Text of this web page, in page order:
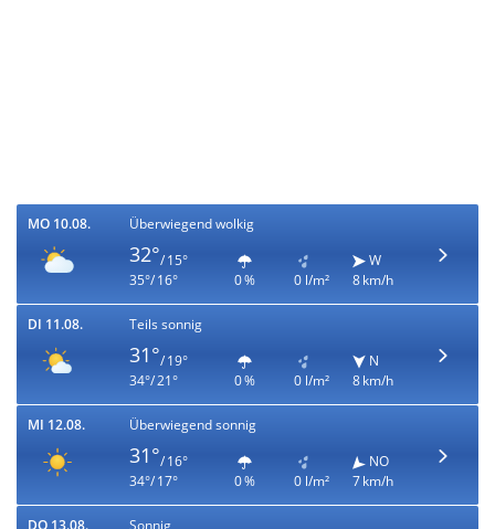
MO 10.08. Überwiegend wolkig
32°/ 15°
35°/ 16°
0 % 0 l/m²
W
8 km/h
DI 11.08. Teils sonnig
31°/ 19°
34°/ 21°
0 % 0 l/m²
N
8 km/h
MI 12.08. Überwiegend sonnig
31°/ 16°
34°/ 17°
0 % 0 l/m²
NO
7 km/h
DO 13.08. Sonnig